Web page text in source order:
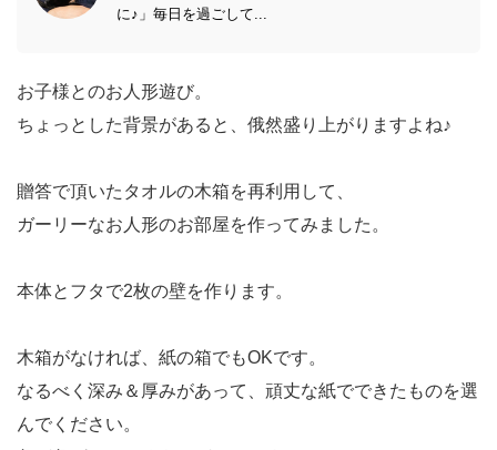
に♪」毎日を過ごして...
お子様とのお人形遊び。
ちょっとした背景があると、俄然盛り上がりますよね♪
贈答で頂いたタオルの木箱を再利用して、
ガーリーなお人形のお部屋を作ってみました。
本体とフタで2枚の壁を作ります。
木箱がなければ、紙の箱でもOKです。
なるべく深み＆厚みがあって、頑丈な紙でできたものを選
んでください。